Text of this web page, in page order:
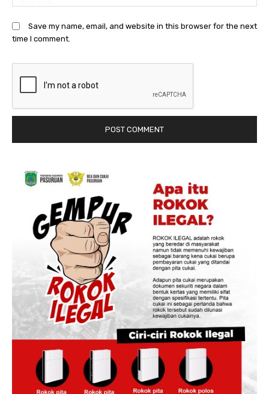
Save my name, email, and website in this browser for the next
time I comment.